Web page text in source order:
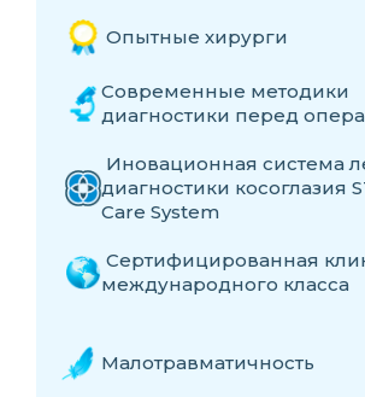
Опытные хирурги
Современные методики
диагностики перед
Иновационная система
диагностики косоглазия
Care System
Сертифицированная
международного класса
Малотравматичность